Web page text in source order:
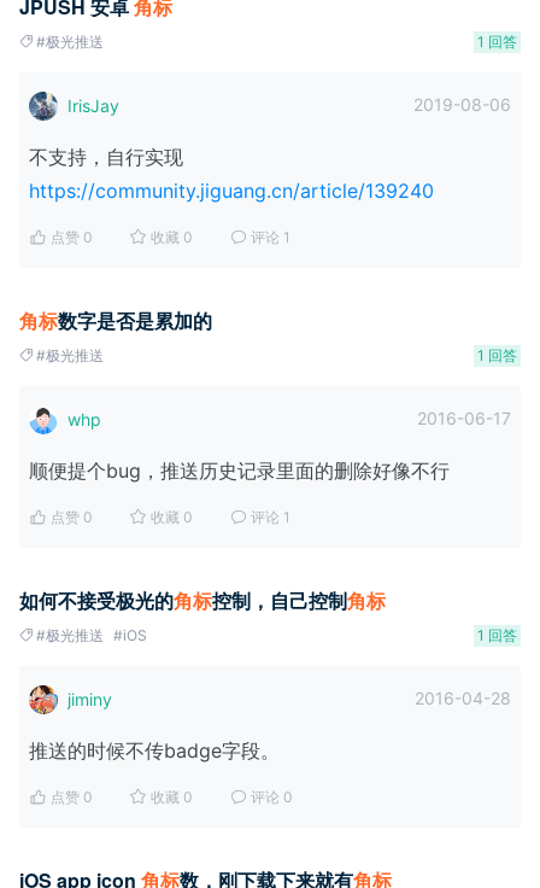
JPUSH 安卓角标
#极光推送 1 回答
IrisJay 2019-08-06
不支持，自行实现
https://community.jiguang.cn/article/139240
点赞 0 收藏 0 评论 1
角标数字是否是累加的
#极光推送 1 回答
whp 2016-06-17
顺便提个bug，推送历史记录里面的删除好像不行
点赞 0 收藏 0 评论 1
如何不接受极光的角标控制，自己控制角标
#极光推送 #iOS 1 回答
jiminy 2016-04-28
推送的时候不传badge字段。
点赞 0 收藏 0 评论 0
iOS app icon 角标数，刚下载下来就有角标